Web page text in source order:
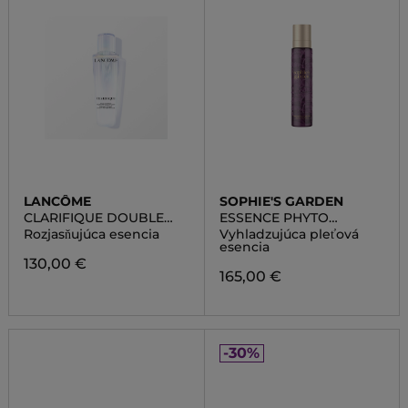
LANCÔME
CLARIFIQUE DOUBLE
ESSENCE
Rozjasňujúca esencia
130,00 €
SOPHIE'S GARDEN
ESSENCE PHYTO
CELLULAIRE
Vyhladzujúca pleťová
esencia
165,00 €
-30%